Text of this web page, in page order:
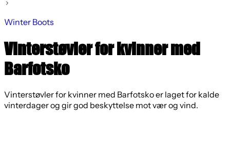
Winter Boots
Vinterstøvler for kvinner med
Barfotsko
Vinterstøvler for kvinner med Barfotsko er laget for kalde
vinterdager og gir god beskyttelse mot vær og vind.